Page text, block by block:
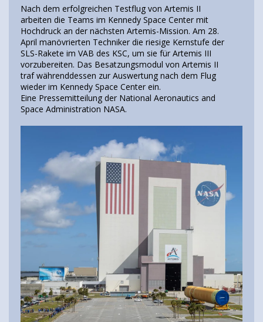
Nach dem erfolgreichen Testflug von Artemis II
arbeiten die Teams im Kennedy Space Center mit
Hochdruck an der nächsten Artemis-Mission. Am 28.
April manövrierten Techniker die riesige Kernstufe der
SLS-Rakete im VAB des KSC, um sie für Artemis III
vorzubereiten. Das Besatzungsmodul von Artemis II
traf währenddessen zur Auswertung nach dem Flug
wieder im Kennedy Space Center ein.
Eine Pressemitteilung der National Aeronautics and
Space Administration NASA.